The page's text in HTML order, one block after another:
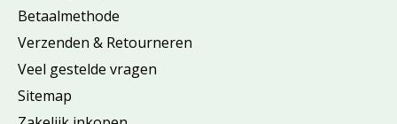
Betaalmethode
Verzenden & Retourneren
Veel gestelde vragen
Sitemap